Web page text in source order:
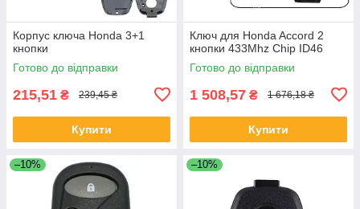
Корпус ключа Honda 3+1
кнопки
Готово до відправки
215,51 ₴ 239,45 ₴
Купити
Ключ для Honda Accord 2
кнопки 433Mhz Chip ID46
Готово до відправки
1 508,57 ₴ 1 676,18 ₴
Купити
–10% –10%